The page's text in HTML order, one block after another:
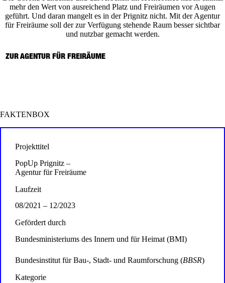
mehr den Wert von ausreichend Platz und Freiräumen vor Augen
geführt. Und daran mangelt es in der Prignitz nicht. Mit der Agentur
für Freiräume soll der zur Verfügung stehende Raum besser sichtbar
und nutzbar gemacht werden.
ZUR AGENTUR FÜR FREIRÄUME
FAKTENBOX
Projekttitel
PopUp Prignitz –
Agentur für Freiräume
Laufzeit
08/2021 – 12/2023
Gefördert durch
Bundesministeriums des Innern und für Heimat (BMI)
Bundesinstitut für Bau-, Stadt- und Raumforschung (BBSR)
Kategorie